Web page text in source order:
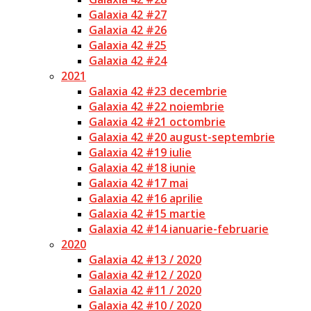
Galaxia 42 #27
Galaxia 42 #26
Galaxia 42 #25
Galaxia 42 #24
2021
Galaxia 42 #23 decembrie
Galaxia 42 #22 noiembrie
Galaxia 42 #21 octombrie
Galaxia 42 #20 august-septembrie
Galaxia 42 #19 iulie
Galaxia 42 #18 iunie
Galaxia 42 #17 mai
Galaxia 42 #16 aprilie
Galaxia 42 #15 martie
Galaxia 42 #14 ianuarie-februarie
2020
Galaxia 42 #13 / 2020
Galaxia 42 #12 / 2020
Galaxia 42 #11 / 2020
Galaxia 42 #10 / 2020